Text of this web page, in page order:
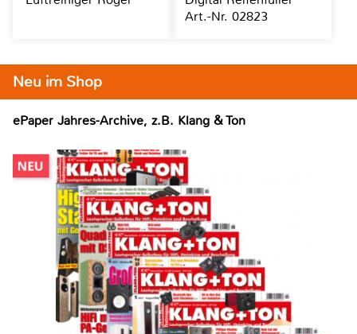
Neu im Shop
ePaper Jahres-Archive, z.B. Klang & Ton
Art.-Nr. 02823